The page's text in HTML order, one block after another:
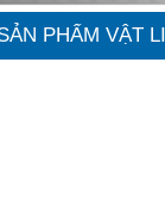
PHẨM VẬT